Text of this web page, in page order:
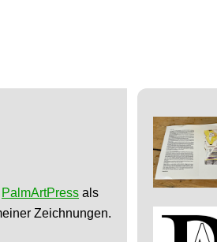
PalmArtPress als
Zeichnungen.